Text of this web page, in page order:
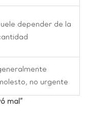
depender de la
no urgente
mal”